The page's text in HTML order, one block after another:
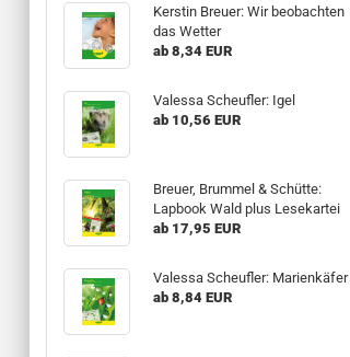
Kerstin Breuer: Wir beobachten
das Wetter
ab 8,34 EUR
Valessa Scheufler: Igel
ab 10,56 EUR
Breuer, Brummel & Schütte:
Lapbook Wald plus Lesekartei
ab 17,95 EUR
Valessa Scheufler: Marienkäfer
ab 8,84 EUR